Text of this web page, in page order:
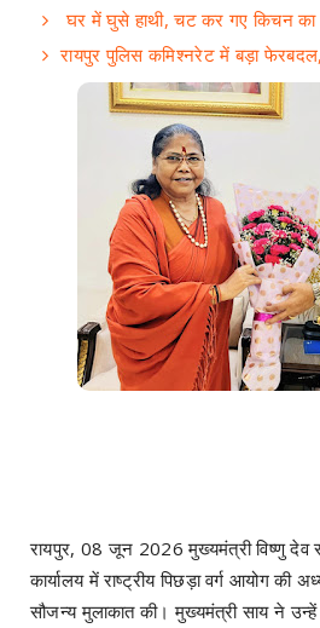
घर में घुसे हाथी, चट कर गए किचन का
रायपुर पुलिस कमिश्नरेट में बड़ा
रायपुर, 08 जून 2026 मुख्यमंत्री विष्णु
कार्यालय में राष्ट्रीय पिछड़ा वर्ग आयोग की
सौजन्य मुलाकात की। मुख्यमंत्री साय ने